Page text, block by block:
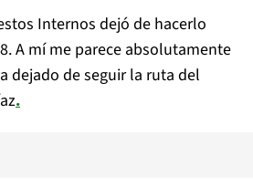
Internos dejó de hacerlo
A mí me parece absolutamente
dejado de seguir la ruta del
.